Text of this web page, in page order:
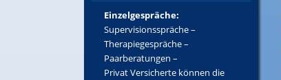
Einzelgespräche:
Supervisionsspräche –
Therapiegespräche –
Paarberatungen –
Privat Versicherte können die